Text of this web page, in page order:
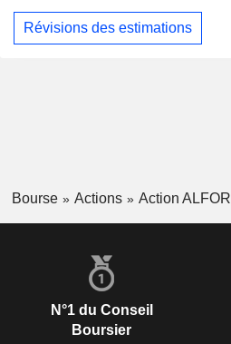
Révisions des estimations
Bourse Actions Action ALFOR
N°1 du Conseil
Boursier